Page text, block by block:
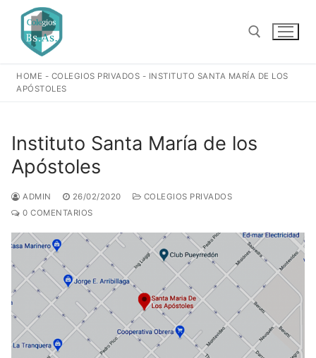
contenido
HOME - COLEGIOS PRIVADOS - INSTITUTO SANTA MARÍA DE LOS
APÓSTOLES
Instituto Santa María de los
Apóstoles
ADMIN 26/02/2020
COLEGIOS PRIVADOS
0 COMENTARIOS